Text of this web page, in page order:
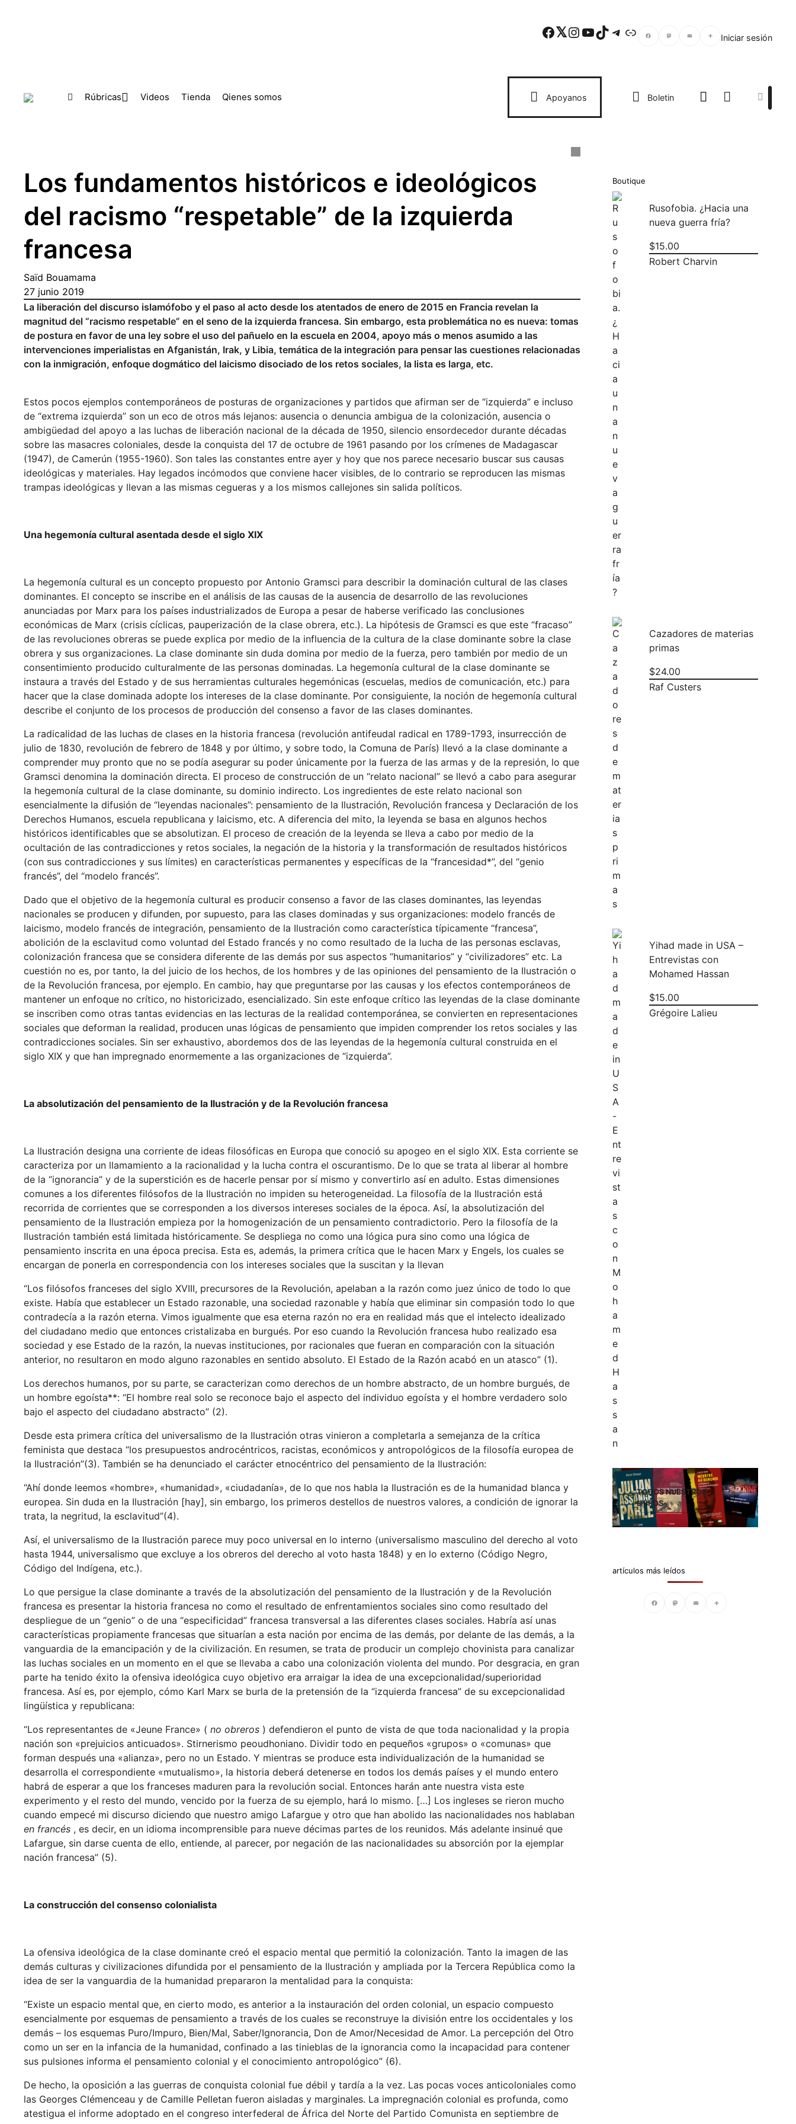
Facebook Twitter Instagram YouTube TikTok Telegram Enlace Iniciar sesión
Rúbricas Videos Tienda Qienes somos Apoyanos Boletin
Los fundamentos históricos e ideológicos
del racismo “respetable” de la izquierda
francesa
Saïd Bouamama
27 junio 2019
La liberación del discurso islamófobo y el paso al acto desde los atentados de enero de 2015 en Francia revelan la
magnitud del “racismo respetable” en el seno de la izquierda francesa. Sin embargo, esta problemática no es nueva: tomas
de postura en favor de una ley sobre el uso del pañuelo en la escuela en 2004, apoyo más o menos asumido a las
intervenciones imperialistas en Afganistán, Irak, y Libia, temática de la integración para pensar las cuestiones relacionadas
con la inmigración, enfoque dogmático del laicismo disociado de los retos sociales, la lista es larga, etc.
Estos pocos ejemplos contemporáneos de posturas de organizaciones y partidos que afirman ser de “izquierda” e incluso
de “extrema izquierda” son un eco de otros más lejanos: ausencia o denuncia ambigua de la colonización, ausencia o
ambigüedad del apoyo a las luchas de liberación nacional de la década de 1950, silencio ensordecedor durante décadas
sobre las masacres coloniales, desde la conquista del 17 de octubre de 1961 pasando por los crímenes de Madagascar
(1947), de Camerún (1955-1960). Son tales las constantes entre ayer y hoy que nos parece necesario buscar sus causas
ideológicas y materiales. Hay legados incómodos que conviene hacer visibles, de lo contrario se reproducen las mismas
trampas ideológicas y llevan a las mismas cegueras y a los mismos callejones sin salida políticos.
Una hegemonía cultural asentada desde el siglo XIX
La hegemonía cultural es un concepto propuesto por Antonio Gramsci para describir la dominación cultural de las clases
dominantes. El concepto se inscribe en el análisis de las causas de la ausencia de desarrollo de las revoluciones
anunciadas por Marx para los países industrializados de Europa a pesar de haberse verificado las conclusiones
económicas de Marx (crisis cíclicas, pauperización de la clase obrera, etc.). La hipótesis de Gramsci es que este “fracaso”
de las revoluciones obreras se puede explica por medio de la influencia de la cultura de la clase dominante sobre la clase
obrera y sus organizaciones. La clase dominante sin duda domina por medio de la fuerza, pero también por medio de un
consentimiento producido culturalmente de las personas dominadas. La hegemonía cultural de la clase dominante se
instaura a través del Estado y de sus herramientas culturales hegemónicas (escuelas, medios de comunicación, etc.) para
hacer que la clase dominada adopte los intereses de la clase dominante. Por consiguiente, la noción de hegemonía cultural
describe el conjunto de los procesos de producción del consenso a favor de las clases dominantes.
La radicalidad de las luchas de clases en la historia francesa (revolución antifeudal radical en 1789-1793, insurrección de
julio de 1830, revolución de febrero de 1848 y por último, y sobre todo, la Comuna de París) llevó a la clase dominante a
comprender muy pronto que no se podía asegurar su poder únicamente por la fuerza de las armas y de la represión, lo que
Gramsci denomina la dominación directa. El proceso de construcción de un “relato nacional” se llevó a cabo para asegurar
la hegemonía cultural de la clase dominante, su dominio indirecto. Los ingredientes de este relato nacional son
esencialmente la difusión de “leyendas nacionales”: pensamiento de la Ilustración, Revolución francesa y Declaración de los
Derechos Humanos, escuela republicana y laicismo, etc. A diferencia del mito, la leyenda se basa en algunos hechos
históricos identificables que se absolutizan. El proceso de creación de la leyenda se lleva a cabo por medio de la
ocultación de las contradicciones y retos sociales, la negación de la historia y la transformación de resultados históricos
(con sus contradicciones y sus límites) en características permanentes y específicas de la “francesidad*”, del “genio
francés”, del “modelo francés”.
Dado que el objetivo de la hegemonía cultural es producir consenso a favor de las clases dominantes, las leyendas
nacionales se producen y difunden, por supuesto, para las clases dominadas y sus organizaciones: modelo francés de
laicismo, modelo francés de integración, pensamiento de la Ilustración como característica típicamente “francesa”,
abolición de la esclavitud como voluntad del Estado francés y no como resultado de la lucha de las personas esclavas,
colonización francesa que se considera diferente de las demás por sus aspectos “humanitarios” y “civilizadores” etc. La
cuestión no es, por tanto, la del juicio de los hechos, de los hombres y de las opiniones del pensamiento de la Ilustración o
de la Revolución francesa, por ejemplo. En cambio, hay que preguntarse por las causas y los efectos contemporáneos de
mantener un enfoque no crítico, no historicizado, esencializado. Sin este enfoque crítico las leyendas de la clase dominante
se inscriben como otras tantas evidencias en las lecturas de la realidad contemporánea, se convierten en representaciones
sociales que deforman la realidad, producen unas lógicas de pensamiento que impiden comprender los retos sociales y las
contradicciones sociales. Sin ser exhaustivo, abordemos dos de las leyendas de la hegemonía cultural construida en el
siglo XIX y que han impregnado enormemente a las organizaciones de “izquierda”.
La absolutización del pensamiento de la Ilustración y de la Revolución francesa
La Ilustración designa una corriente de ideas filosóficas en Europa que conoció su apogeo en el siglo XIX. Esta corriente se
caracteriza por un llamamiento a la racionalidad y la lucha contra el oscurantismo. De lo que se trata al liberar al hombre
de la “ignorancia” y de la superstición es de hacerle pensar por sí mismo y convertirlo así en adulto. Estas dimensiones
comunes a los diferentes filósofos de la Ilustración no impiden su heterogeneidad. La filosofía de la Ilustración está
recorrida de corrientes que se corresponden a los diversos intereses sociales de la época. Así, la absolutización del
pensamiento de la Ilustración empieza por la homogenización de un pensamiento contradictorio. Pero la filosofía de la
Ilustración también está limitada históricamente. Se despliega no como una lógica pura sino como una lógica de
pensamiento inscrita en una época precisa. Esta es, además, la primera crítica que le hacen Marx y Engels, los cuales se
encargan de ponerla en correspondencia con los intereses sociales que la suscitan y la llevan
“Los filósofos franceses del siglo XVIII, precursores de la Revolución, apelaban a la razón como juez único de todo lo que
existe. Había que establecer un Estado razonable, una sociedad razonable y había que eliminar sin compasión todo lo que
contradecía a la razón eterna. Vimos igualmente que esa eterna razón no era en realidad más que el intelecto idealizado
del ciudadano medio que entonces cristalizaba en burgués. Por eso cuando la Revolución francesa hubo realizado esa
sociedad y ese Estado de la razón, la nuevas instituciones, por racionales que fueran en comparación con la situación
anterior, no resultaron en modo alguno razonables en sentido absoluto. El Estado de la Razón acabó en un atasco” (1).
Los derechos humanos, por su parte, se caracterizan como derechos de un hombre abstracto, de un hombre burgués, de
un hombre egoísta**: “El hombre real solo se reconoce bajo el aspecto del individuo egoísta y el hombre verdadero solo
bajo el aspecto del ciudadano abstracto” (2).
Desde esta primera crítica del universalismo de la Ilustración otras vinieron a completarla a semejanza de la crítica
feminista que destaca “los presupuestos androcéntricos, racistas, económicos y antropológicos de la filosofía europea de
la Ilustración”(3). También se ha denunciado el carácter etnocéntrico del pensamiento de la Ilustración:
“Ahí donde leemos «hombre», «humanidad», «ciudadanía», de lo que nos habla la Ilustración es de la humanidad blanca y
europea. Sin duda en la Ilustración [hay], sin embargo, los primeros destellos de nuestros valores, a condición de ignorar la
trata, la negritud, la esclavitud”(4).
Así, el universalismo de la Ilustración parece muy poco universal en lo interno (universalismo masculino del derecho al voto
hasta 1944, universalismo que excluye a los obreros del derecho al voto hasta 1848) y en lo externo (Código Negro,
Código del Indígena, etc.).
Lo que persigue la clase dominante a través de la absolutización del pensamiento de la Ilustración y de la Revolución
francesa es presentar la historia francesa no como el resultado de enfrentamientos sociales sino como resultado del
despliegue de un “genio” o de una “especificidad” francesa transversal a las diferentes clases sociales. Habría así unas
características propiamente francesas que situarían a esta nación por encima de las demás, por delante de las demás, a la
vanguardia de la emancipación y de la civilización. En resumen, se trata de producir un complejo chovinista para canalizar
las luchas sociales en un momento en el que se llevaba a cabo una colonización violenta del mundo. Por desgracia, en gran
parte ha tenido éxito la ofensiva ideológica cuyo objetivo era arraigar la idea de una excepcionalidad/superioridad
francesa. Así es, por ejemplo, cómo Karl Marx se burla de la pretensión de la “izquierda francesa” de su excepcionalidad
lingüística y republicana:
“Los representantes de «Jeune France» ( no obreros ) defendieron el punto de vista de que toda nacionalidad y la propia
nación son «prejuicios anticuados». Stirnerismo peoudhoniano. Dividir todo en pequeños «grupos» o «comunas» que
forman después una «alianza», pero no un Estado. Y mientras se produce esta individualización de la humanidad se
desarrolla el correspondiente «mutualismo», la historia deberá detenerse en todos los demás países y el mundo entero
habrá de esperar a que los franceses maduren para la revolución social. Entonces harán ante nuestra vista este
experimento y el resto del mundo, vencido por la fuerza de su ejemplo, hará lo mismo. […] Los ingleses se rieron mucho
cuando empecé mi discurso diciendo que nuestro amigo Lafargue y otro que han abolido las nacionalidades nos hablaban
en francés , es decir, en un idioma incomprensible para nueve décimas partes de los reunidos. Más adelante insinué que
Lafargue, sin darse cuenta de ello, entiende, al parecer, por negación de las nacionalidades su absorción por la ejemplar
nación francesa” (5).
La construcción del consenso colonialista
La ofensiva ideológica de la clase dominante creó el espacio mental que permitió la colonización. Tanto la imagen de las
demás culturas y civilizaciones difundida por el pensamiento de la Ilustración y ampliada por la Tercera República como la
idea de ser la vanguardia de la humanidad prepararon la mentalidad para la conquista:
“Existe un espacio mental que, en cierto modo, es anterior a la instauración del orden colonial, un espacio compuesto
esencialmente por esquemas de pensamiento a través de los cuales se reconstruye la división entre los occidentales y los
demás – los esquemas Puro/Impuro, Bien/Mal, Saber/Ignorancia, Don de Amor/Necesidad de Amor. La percepción del Otro
como un ser en la infancia de la humanidad, confinado a las tinieblas de la ignorancia como la incapacidad para contener
sus pulsiones informa el pensamiento colonial y el conocimiento antropológico” (6).
De hecho, la oposición a las guerras de conquista colonial fue débil y tardía a la vez. Las pocas voces anticoloniales como
las Georges Clémenceau y de Camille Pelletan fueron aisladas y marginales. La impregnación colonial es profunda, como
atestigua el informe adoptado en el congreso interfederal de África del Norte del Partido Comunista en septiembre de
Boutique
Rusofobia. ¿Hacia una
nueva guerra fría?
$15.00
Robert Charvin
Cazadores de materias
primas
$24.00
Raf Custers
Yihad made in USA –
Entrevistas con
Mohamed Hassan
$15.00
Grégoire Lalieu
TODOS NUESTROS
LIBROS
artículos más leídos